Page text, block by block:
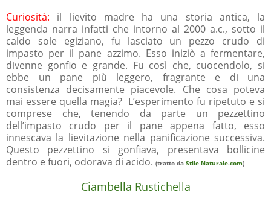
Curiosità: il lievito madre ha una storia antica, la
leggenda narra infatti che intorno al 2000 a.c., sotto il
caldo sole egiziano, fu lasciato un pezzo crudo di
impasto per il pane azzimo. Esso iniziò a fermentare,
divenne gonfio e grande. Fu così che, cuocendolo, si
ebbe un pane più leggero, fragrante e di una
consistenza decisamente piacevole. Che cosa poteva
mai essere quella magia? L’esperimento fu ripetuto e si
comprese che, tenendo da parte un pezzettino
dell’impasto crudo per il pane appena fatto, esso
innescava la lievitazione nella panificazione successiva.
Questo pezzettino si gonfiava, presentava bollicine
dentro e fuori, odorava di acido. (tratto da Stile Naturale.com)
Ciambella Rustichella